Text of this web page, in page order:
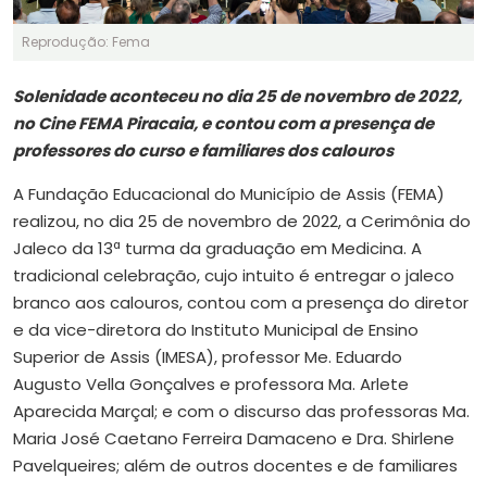
Reprodução: Fema
Solenidade aconteceu no dia 25 de novembro de 2022,
no Cine FEMA Piracaia, e contou com a presença de
professores do curso e familiares dos calouros
A Fundação Educacional do Município de Assis (FEMA)
realizou, no dia 25 de novembro de 2022, a Cerimônia do
Jaleco da 13ª turma da graduação em Medicina. A
tradicional celebração, cujo intuito é entregar o jaleco
branco aos calouros, contou com a presença do diretor
e da vice-diretora do Instituto Municipal de Ensino
Superior de Assis (IMESA), professor Me. Eduardo
Augusto Vella Gonçalves e professora Ma. Arlete
Aparecida Marçal; e com o discurso das professoras Ma.
Maria José Caetano Ferreira Damaceno e Dra. Shirlene
Pavelqueires; além de outros docentes e de familiares